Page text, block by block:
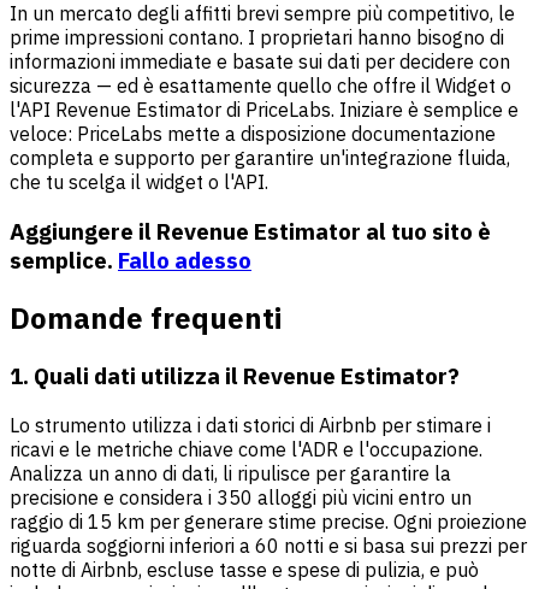
In un mercato degli affitti brevi sempre più competitivo, le
prime impressioni contano. I proprietari hanno bisogno di
informazioni immediate e basate sui dati per decidere con
sicurezza — ed è esattamente quello che offre il Widget o
l'API Revenue Estimator di PriceLabs. Iniziare è semplice e
veloce: PriceLabs mette a disposizione documentazione
completa e supporto per garantire un'integrazione fluida,
che tu scelga il widget o l'API.
Aggiungere il Revenue Estimator al tuo sito è
semplice. Fallo adesso
Domande frequenti
1. Quali dati utilizza il Revenue Estimator?
Lo strumento utilizza i dati storici di Airbnb per stimare i
ricavi e le metriche chiave come l'ADR e l'occupazione.
Analizza un anno di dati, li ripulisce per garantire la
precisione e considera i 350 alloggi più vicini entro un
raggio di 15 km per generare stime precise. Ogni proiezione
riguarda soggiorni inferiori a 60 notti e si basa sui prezzi per
notte di Airbnb, escluse tasse e spese di pulizia, e può